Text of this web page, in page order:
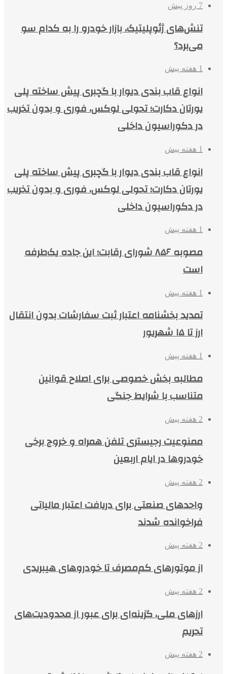
7 روز پیش
تنش‌های ژئوپلیتیک، بازار خودرو را به کدام سو
می‌برد؟
1 هفته پیش
انواع قاب بندی دیوار با گچبری پیش ساخته پلی
یورتان دکارت؛ تحولی لوکس، فوری و بدون تخریب
در دکوراسیون داخلی
1 هفته پیش
انواع قاب بندی دیوار با گچبری پیش ساخته پلی
یورتان دکارت؛ تحولی لوکس، فوری و بدون تخریب
در دکوراسیون داخلی
1 هفته پیش
مصوبه ۸۵۶ شورای رقابت؛ این جاده یک‌طرفه
است
1 هفته پیش
تمدید بخشنامه اعتبار ثبت سفارشات بدون انتقال
ارز تا ۱۵ شهریور
1 هفته پیش
مطالبه بخش خصوصی برای اصلاح قوانین
متناسب با شرایط جنگی
2 هفته پیش
ممنوعیت رجیستری تلفن همراه و خروج برخی
خودروها در ایام اربعین
2 هفته پیش
واحدهای صنعتی برای دریافت اعتبار مالیاتی
فراخوانده شدند
2 هفته پیش
از موتورهای کم‌مصرف تا خودروهای هیبریدی
2 هفته پیش
ارزهای ملی، گزینه‌ای برای عبور از محدودیت‌های
تحریم
2 هفته پیش